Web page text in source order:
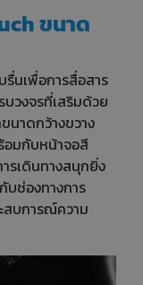
ขนาด
รื่นเพื่อการสื่อสาร
วงจรที่เสริมด้วย
นาดกว้างขวาง
อมกับหน้าจอสี
รเดินทางสนุกยิ่ง
บช่องทางการ
สบการณ์ความ